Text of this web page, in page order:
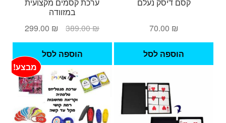
קסם דיסק נעלם
70.00 ₪
הוספה לסל
ערכת קסמים מקצועית
במזוודה
389.00₪
המחיר
המקורי
היה:
389.00 ₪.
299.00 ₪
המחיר
הנוכחי
299.00 ₪.
הוספה לסל
מבצע!